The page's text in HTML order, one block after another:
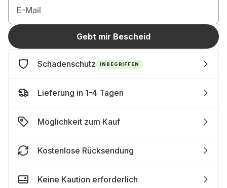
E-Mail
Gebt mir Bescheid
Schadenschutz INBEGRIFFEN
Lieferung in 1-4 Tagen
Möglichkeit zum Kauf
Kostenlose Rücksendung
Keine Kaution erforderlich